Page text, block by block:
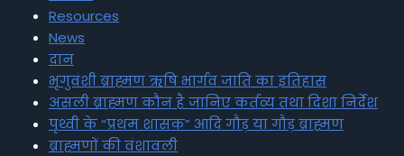
Resources
News
दान
भृगुवंशी ब्राह्मण ऋषि भार्गव जाति का इतिहास
असली ब्राह्मण कौन है जानिए कर्तव्य तथा दिशा निर्देश
पृथ्वी के “प्रथम शासक” आदि गौड़ या गौड़ ब्राह्मण
ब्राह्मणों की वंशावली